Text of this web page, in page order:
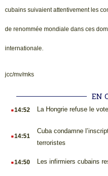
cubains suivaient attentivement les
de renommée mondiale dans ces
internationale.
jcc/mv/mks
EN
.14:52 La Hongrie refuse le
.14:51
Cuba condamne
terroristes
.14:50 Les infirmiers cubains